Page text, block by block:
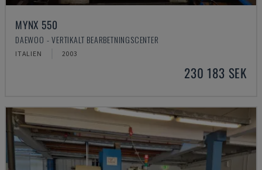
MYNX 550
DAEWOO - VERTIKALT BEARBETNINGSCENTER
ITALIEN 2003
230 183 SEK